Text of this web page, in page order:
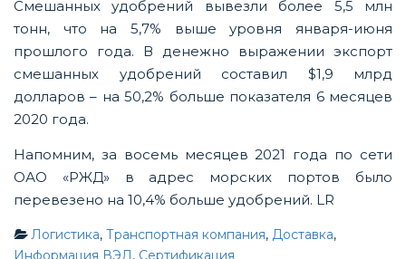
Смешанных удобрений вывезли более 5,5 млн
тонн, что на 5,7% выше уровня января-июня
прошлого года. В денежно выражении экспорт
смешанных удобрений составил $1,9 млрд
долларов – на 50,2% больше показателя 6 месяцев
2020 года.
Напомним, за восемь месяцев 2021 года по сети
ОАО «РЖД» в адрес морских портов было
перевезено на 10,4% больше удобрений. LR
Логистика, Транспортная компания, Доставка,
Информация ВЭД, Сертификация